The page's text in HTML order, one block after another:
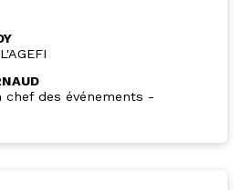
L'AGEFI
chef des événements -